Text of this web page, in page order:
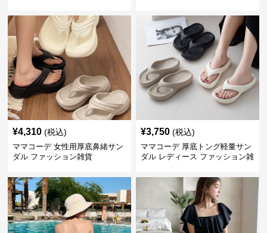
¥4,310 (税込)
ママコーデ 女性用厚底鼻緒サン
ダル ファッション雑貨
¥3,750 (税込)
ママコーデ 厚底トング軽量サン
ダル レディース ファッション雑